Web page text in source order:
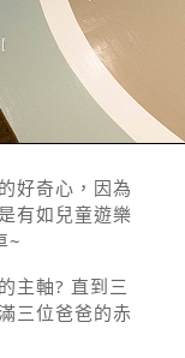
好奇心，因為
有如兒童遊樂
~
主軸? 直到三
三位爸爸的赤